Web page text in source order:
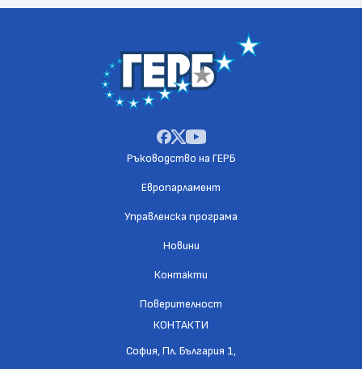
Ръководство на ГЕРБ
Европарламент
Управленска програма
Новини
Контакти
Поверителност
КОНТАКТИ
София, Пл. България 1,